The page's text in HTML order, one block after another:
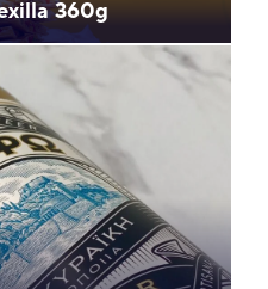
360g